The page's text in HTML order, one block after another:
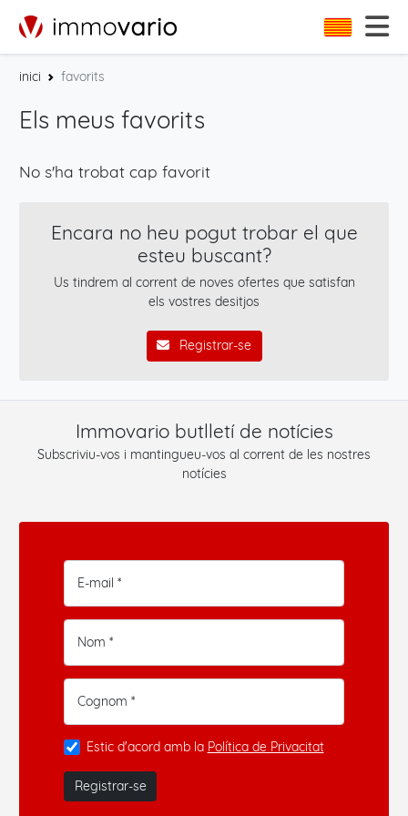
inici favorits
Els meus favorits
No s'ha trobat cap favorit
Encara no heu pogut trobar el que
esteu buscant?
Us tindrem al corrent de noves ofertes que satisfan
els vostres desitjos
Registrar-se
Immovario butlletí de notícies
Subscriviu-vos i mantingueu-vos al corrent de les nostres
notícies
E-mail *
Nom *
Cognom *
Estic d'acord amb la Política de Privacitat
Registrar-se